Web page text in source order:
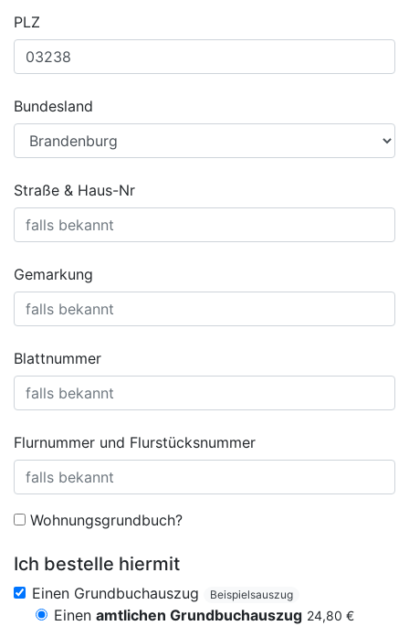
PLZ
Bundesland
Straße & Haus-Nr
Gemarkung
Blattnummer
Flurnummer und Flurstücksnummer
Wohnungsgrundbuch?
Ich bestelle hiermit
Einen Grundbuchauszug Beispielsauszug
Einen amtlichen Grundbuchauszug 24,80 €